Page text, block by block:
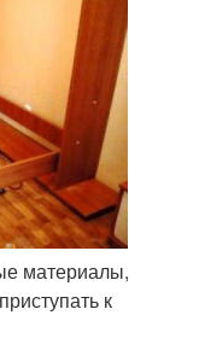
материалы,
к